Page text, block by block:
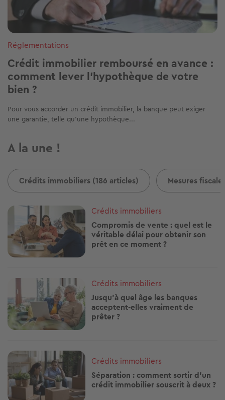
Réglementations
Crédit immobilier remboursé en avance :
comment lever l’hypothèque de votre
bien ?
Pour vous accorder un crédit immobilier, la banque peut exiger
une garantie, telle qu’une hypothèque...
A la une !
Crédits immobiliers (186 articles) Mesures
Image
Crédits immobiliers
Compromis de vente : quel est le
véritable délai pour obtenir son
prêt en ce moment ?
Crédits immobiliers
Jusqu'à quel âge les banques
acceptent-elles vraiment de
prêter ?
Image
Crédits immobiliers
Séparation : comment sortir d'un
crédit immobilier souscrit à deux ?